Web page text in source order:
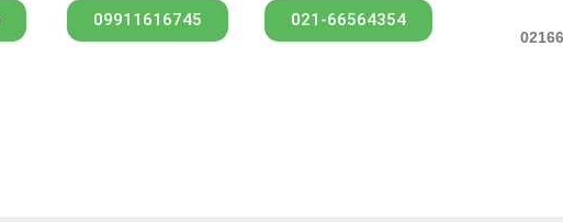
021-66564354
09911616745